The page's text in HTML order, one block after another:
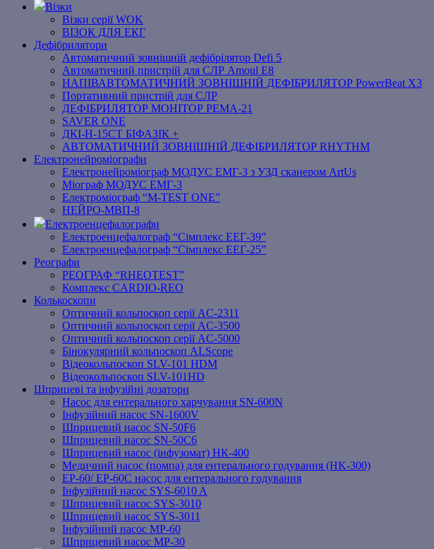
Візки
Візки серії WOK
ВІЗОК ДЛЯ ЕКГ
Дефібрилятори
Автоматичний зовнішній дефібрілятор Defi 5
Автоматичний пристрій для СЛР Amoul E8
НАПІВАВТОМАТИЧНИЙ ЗОВНІШНІЙ ДЕФІБРИЛЯТОР PowerBeat X3
Портативний пристрій для СЛР
ДЕФІБРИЛЯТОР МОНІТОР РЕМА-21
SAVER ONE
ДКІ-Н-15СТ БІФАЗІК +
АВТОМАТИЧНИЙ ЗОВНІШНІЙ ДЕФІБРИЛЯТОР RHYTHM
Електронейроміографи
Електронейроміограф МОДУС ЕМГ-3 з УЗД сканером ArtUs
Міограф МОДУС ЕМГ-3
Електроміограф “M-TEST ONE”
НЕЙРО-МВП-8
Електроенцефалографи
Електроенцефалограф “Сімплекс ЕЕГ-39”
Електроенцефалограф “Сімплекс ЕЕГ-25”
Реографи
РЕОГРАФ “RHEOTEST”
Комплекс CARDIO-REO
Колькоскопи
Оптичний кольпоскоп серії AC-2311
Оптичний кольпоскоп серії AC-3500
Оптичний кольпоскоп серії AC-5000
Бінокулярний кольпоскоп ALScope
Відеокольпоскоп SLV-101 HDM
Відеокольпоскоп SLV-101HD
Шприцеві та інфузійні дозатори
Насос для ентерального харчування SN-600N
Інфузійний насос SN-1600V
Шприцевий насос SN-50F6
Шприцевий насос SN-50C6
Шприцевий насос (інфузомат) НК-400
Медичний насос (помпа) для ентерального годування (HK-300)
EP-60/ EP-60C насос для ентерального годування
Інфузійний насос SYS-6010 A
Шприцевий насос SYS-3010
Шприцевий насос SYS-3011
Інфузійний насос MP-60
Шприцевий насос MP-30